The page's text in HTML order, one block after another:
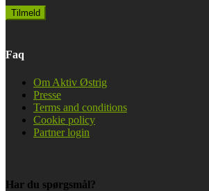
Faq
Om Aktiv Østrig
Presse
Terms and conditions
Cookie policy
Partner login
Har du spørgsmål?